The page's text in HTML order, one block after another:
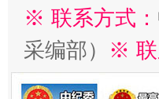
※ 联系方式：
采编部） ※ 联